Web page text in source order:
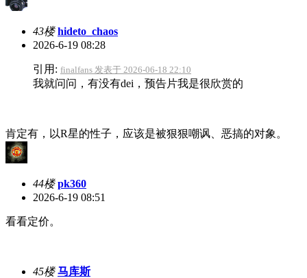
43楼 hideto_chaos
2026-6-19 08:28
引用: finalfans 发表于 2026-06-18 22:10
我就问问，有没有dei，预告片我是很欣赏的
肯定有，以R星的性子，应该是被狠狠嘲讽、恶搞的对象。
44楼 pk360
2026-6-19 08:51
看看定价。
45楼 马库斯